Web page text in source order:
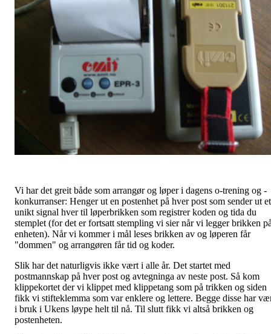
Vi har det greit både som arrangør og løper i dagens o-trening og -
konkurranser: Henger ut en postenhet på hver post som sender ut
unikt signal hver til løperbrikken som registrer koden og tida du
stemplet (for det er fortsatt stempling vi sier når vi legger brikken
enheten). Når vi kommer i mål leses brikken av og løperen får
"dommen" og arrangøren får tid og koder.
Slik har det naturligvis ikke vært i alle år. Det startet med
postmannskap på hver post og avtegninga av neste post. Så kom
klippekortet der vi klippet med klippetang som på trikken og siden
fikk vi stifteklemma som var enklere og lettere. Begge disse har
i bruk i Ukens løype helt til nå. Til slutt fikk vi altså brikken og
postenheten.